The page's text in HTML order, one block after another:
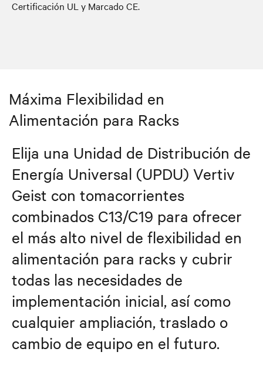
Certificación UL y Marcado CE.
Máxima Flexibilidad en
Alimentación para Racks
Elija una Unidad de Distribución de
Energía Universal (UPDU) Vertiv
Geist con tomacorrientes
combinados C13/C19 para ofrecer
el más alto nivel de flexibilidad en
alimentación para racks y cubrir
todas las necesidades de
implementación inicial, así como
cualquier ampliación, traslado o
cambio de equipo en el futuro.